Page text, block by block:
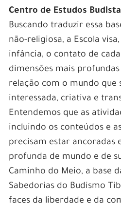
Centro de Estudos
Buscando traduzir essa
não-religiosa, a Escola
infância, o contato de
dimensões mais
relação com o mundo que
interessada, criativa e
Entendemos que as
incluindo os conteúdos e
precisam estar ancoradas
profunda de mundo e de
Caminho do Meio, a base
Sabedorias do Budismo
faces da liberdade e da